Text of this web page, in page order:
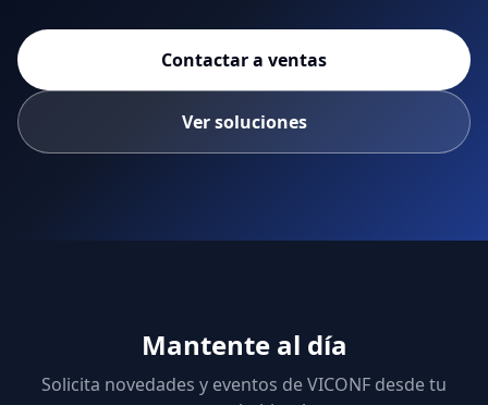
Contactar a ventas
Ver soluciones
Mantente al día
Solicita novedades y eventos de VICONF desde tu